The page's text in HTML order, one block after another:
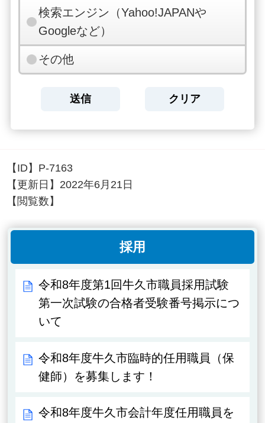
検索エンジン（Yahoo!JAPANや
Googleなど）
その他
【ID】 P-7163
【更新日】 2022年6月21日
【閲覧数】
採用
令和8年度第1回牛久市職員採用試験
第一次試験の合格者受験番号掲示につ
いて
令和8年度牛久市臨時的任用職員（保
健師）を募集します！
令和8年度牛久市会計年度任用職員を